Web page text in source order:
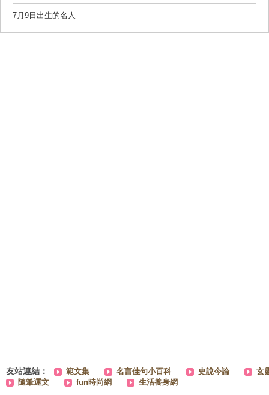
7月9日出生的名人
友站連結： 範文集 名言佳句小百科 史說今論
玄
隨筆運文
fun時尚網 生活養身網